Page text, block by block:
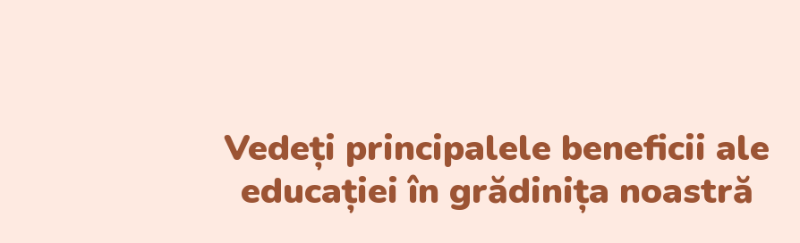
Vedeți principalele beneficii ale
educației în grădinița noastră